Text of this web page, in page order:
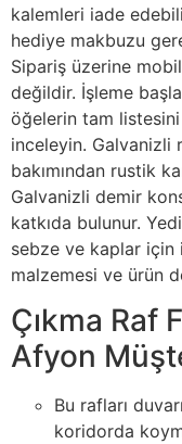
kalemleri iade
hediye makbuzu
Sipariş üzerine
değildir. İşleme
öğelerin tam listesini
inceleyin. Galvanizli
bakımından rustik
Galvanizli demir
katkıda bulunur.
sebze ve kaplar için
malzemesi ve ürün
Çıkma Raf
Afyon
Bu rafları
koridorda